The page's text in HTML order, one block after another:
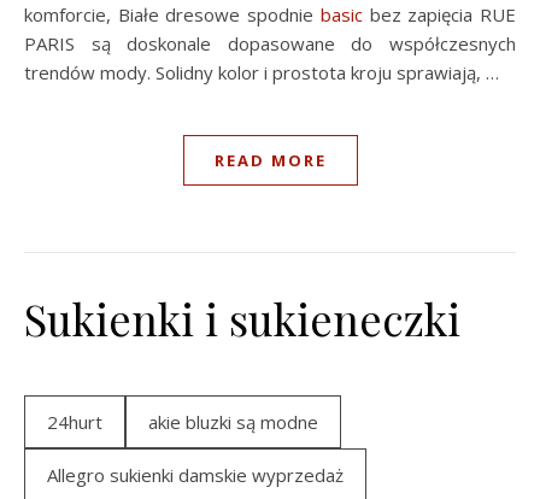
komforcie, Białe dresowe spodnie basicbez zapięcia RUE
PARIS są doskonale dopasowane do współczesnych
trendów mody. Solidny kolor i prostota kroju sprawiają, …
READ MORE
Sukienki i sukieneczki
24hurt akie bluzki są modne
Allegro sukienki damskie wyprzedaż